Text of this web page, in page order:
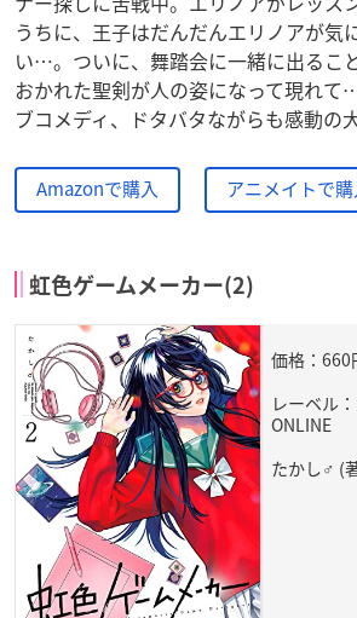
うちに、王子はだんだんエリノアが気
い…。ついに、舞踏会に一緒に出るこ
おかれた聖剣が人の姿になって現れて
ブコメディ、ドタバタながらも感動の
Amazonで購入 アニメイトで購
虹色ゲームメーカー(2)
価格：660
レーベル
ONLINE
たかし♂ (